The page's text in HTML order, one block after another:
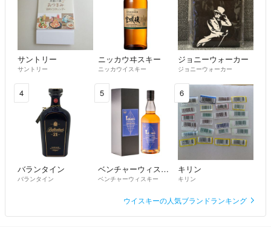
サントリー
サントリー
ニッカウヰスキー
ニッカウイスキー
ジョニーウォーカー
ジョニーウォーカー
4
バランタイン
バランタイン
5
ベンチャーウィスキー
ベンチャーウィスキー
6
キリン
キリン
ウイスキーの人気ブランドランキング